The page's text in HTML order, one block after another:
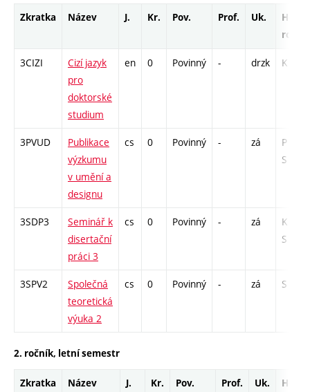
Zkratka Název J. Kr. Pov. Prof. Uk.
Hod.
3CIZI
Cizí jazyk
pro
doktorské
studium
en 0 Povinný - drzk K - 12
3PVUD
Publikace
výzkumu
v umění a
designu
cs 0 Povinný - zá
P - 6 /
S - 6
3SDP3
Seminář k
disertační
práci 3
cs 0 Povinný - zá
K - 6 /
S - 6
3SPV2
Společná
teoretická
výuka 2
cs 0 Povinný - zá S - 12
2. ročník, letní semestr
Zkratka Název J. Kr. Pov. Prof. Uk.
Hod.